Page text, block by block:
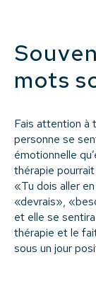
mots
Fais attention à
personne se
émotionnelle
thérapie
«Tu dois aller
«devrais»,
et elle se
thérapie et le
sous un jour